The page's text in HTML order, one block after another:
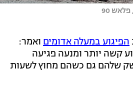
90
הפיגוע במעלה אדומים ואמר:
קשה יותר ומנעה פגיעה
שלהם גם כשהם מחוץ לשעות